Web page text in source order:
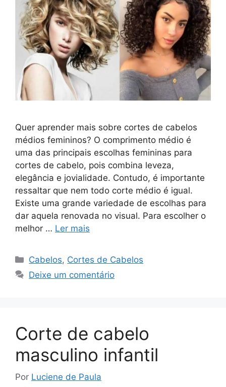
Quer aprender mais sobre cortes de cabelos
médios femininos? O comprimento médio é
uma das principais escolhas femininas para
cortes de cabelo, pois combina leveza,
elegância e jovialidade. Contudo, é importante
ressaltar que nem todo corte médio é igual.
Existe uma grande variedade de escolhas para
dar aquela renovada no visual. Para escolher o
melhor … Ler mais
Categorias
Cabelos, Cortes de Cabelos
Deixe um comentário
Corte de cabelo
masculino infantil
Por Luciene de Paula